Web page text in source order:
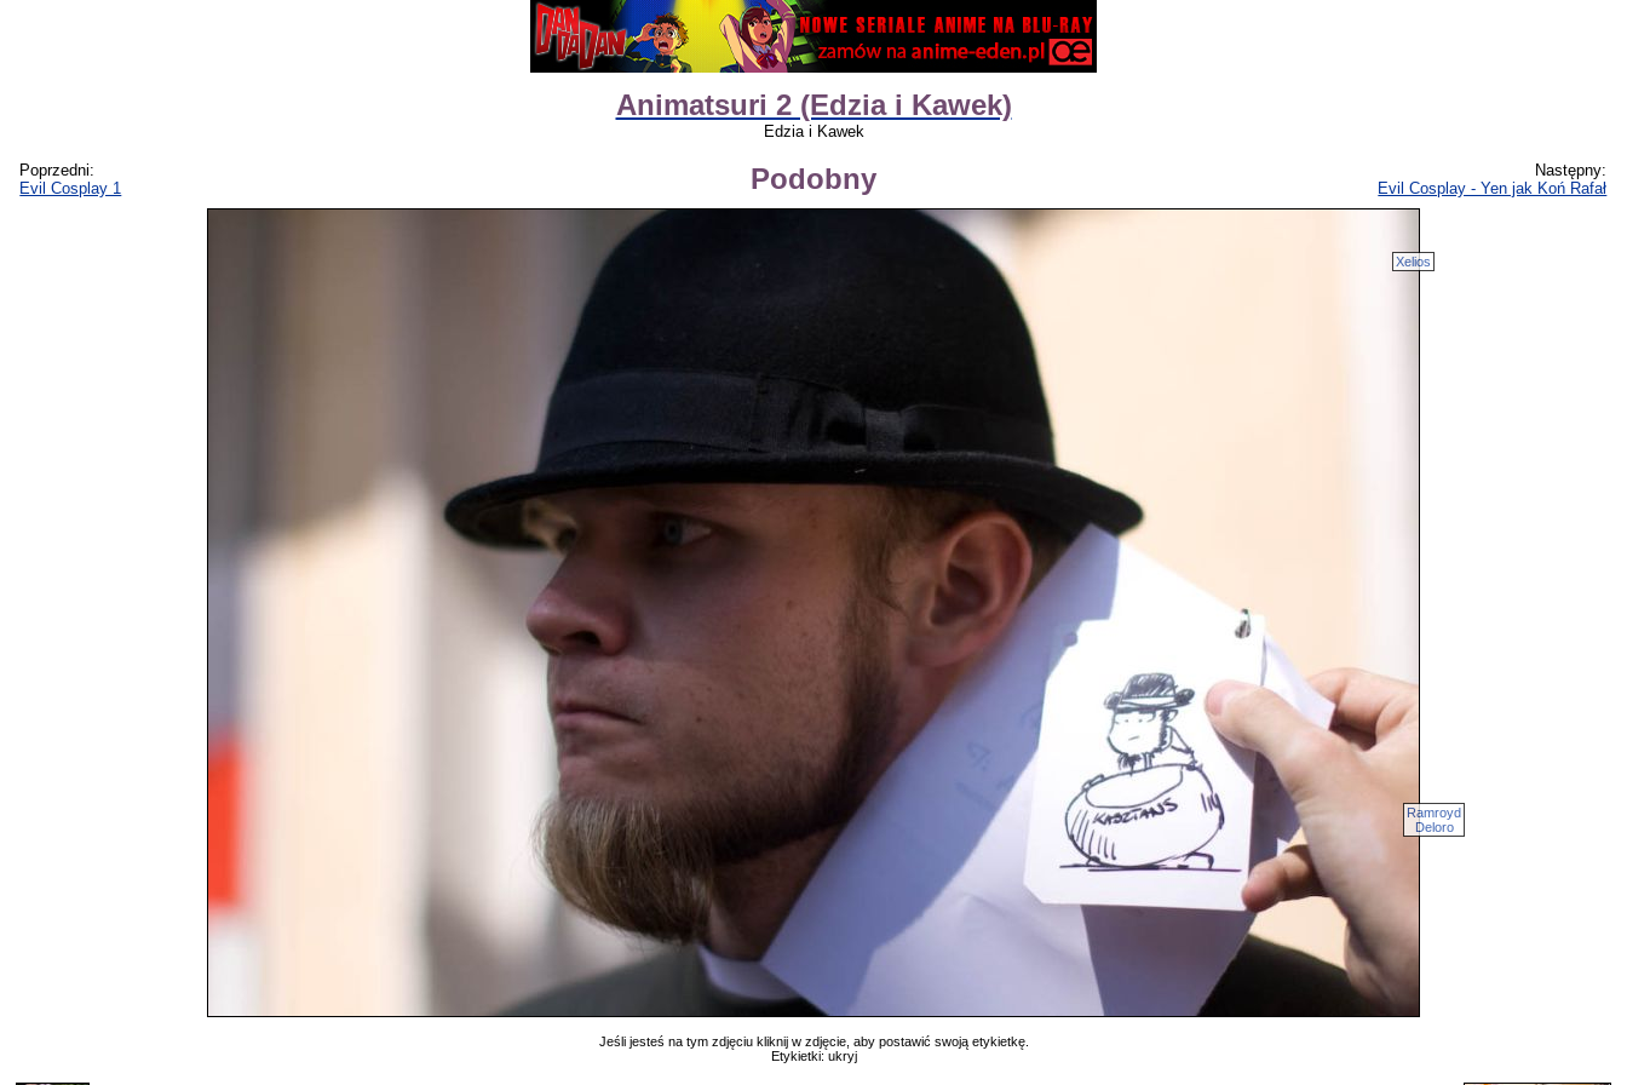
Animatsuri 2 (Edzia i Kawek)
Edzia i Kawek
Poprzedni:
Evil Cosplay 1
Podobny
Następny:
Evil Cosplay - Yen jak Koń Rafał
Ramroyd
Deloro
Xelios
Jeśli jesteś na tym zdjęciu kliknij w zdjęcie, aby postawić swoją etykietkę.
Etykietki: ukryj